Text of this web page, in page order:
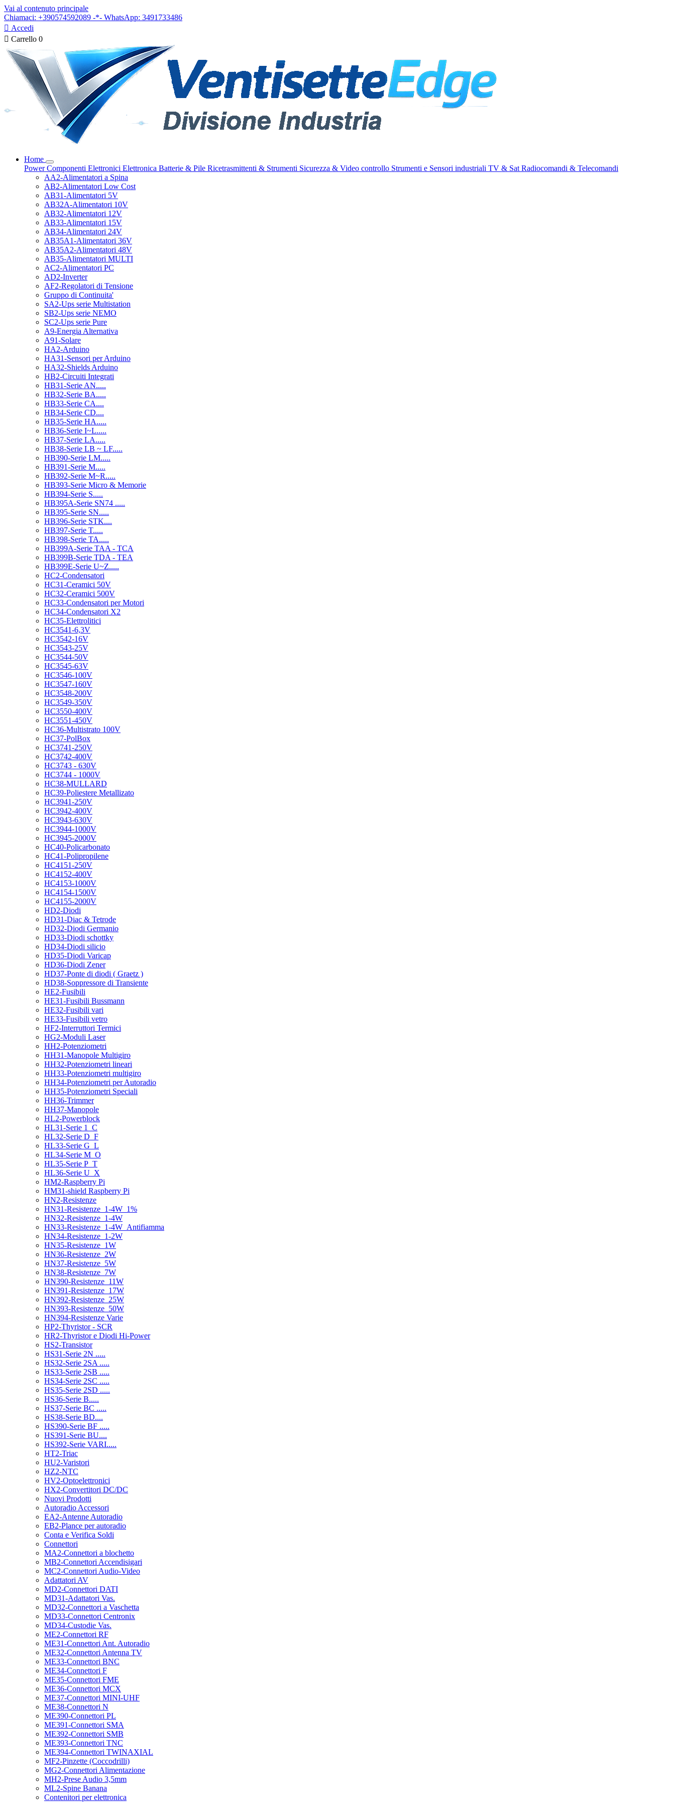
Vai al contenuto principale
Chiamaci: +390574592089 -*- WhatsApp: 3491733486
 Accedi
 Carrello 0
Home
PowerComponenti Elettronici Elettronica Batterie & Pile Ricetrasmittenti & Strumenti Sicurezza & Video controllo Strumenti e Sensori industriali TV & Sat Radiocomandi & Telecomandi
AA2-Alimentatori a Spina
AB2-Alimentatori Low Cost
AB31-Alimentatori 5V
AB32A-Alimentatori 10V
AB32-Alimentatori 12V
AB33-Alimentatori 15V
AB34-Alimentatori 24V
AB35A1-Alimentatori 36V
AB35A2-Alimentatori 48V
AB35-Alimentatori MULTI
AC2-Alimentatori PC
AD2-Inverter
AF2-Regolatori di Tensione
Gruppo di Continuita'
SA2-Ups serie Multistation
SB2-Ups serie NEMO
SC2-Ups serie Pure
A9-Energia Alternativa
A91-Solare
HA2-Arduino
HA31-Sensori per Arduino
HA32-Shields Arduino
HB2-Circuiti Integrati
HB31-Serie AN.....
HB32-Serie BA.....
HB33-Serie CA....
HB34-Serie CD....
HB35-Serie HA.....
HB36-Serie I~L.....
HB37-Serie LA.....
HB38-Serie LB ~ LF.....
HB390-Serie LM.....
HB391-Serie M.....
HB392-Serie M~R.....
HB393-Serie Micro & Memorie
HB394-Serie S.....
HB395A-Serie SN74 .....
HB395-Serie SN.....
HB396-Serie STK....
HB397-Serie T.....
HB398-Serie TA.....
HB399A-Serie TAA - TCA
HB399B-Serie TDA - TEA
HB399E-Serie U~Z.....
HC2-Condensatori
HC31-Ceramici 50V
HC32-Ceramici 500V
HC33-Condensatori per Motori
HC34-Condensatori X2
HC35-Elettrolitici
HC3541-6,3V
HC3542-16V
HC3543-25V
HC3544-50V
HC3545-63V
HC3546-100V
HC3547-160V
HC3548-200V
HC3549-350V
HC3550-400V
HC3551-450V
HC36-Multistrato 100V
HC37-PolBox
HC3741-250V
HC3742-400V
HC3743 - 630V
HC3744 - 1000V
HC38-MULLARD
HC39-Poliestere Metallizato
HC3941-250V
HC3942-400V
HC3943-630V
HC3944-1000V
HC3945-2000V
HC40-Policarbonato
HC41-Polipropilene
HC4151-250V
HC4152-400V
HC4153-1000V
HC4154-1500V
HC4155-2000V
HD2-Diodi
HD31-Diac & Tetrode
HD32-Diodi Germanio
HD33-Diodi schottky
HD34-Diodi silicio
HD35-Diodi Varicap
HD36-Diodi Zener
HD37-Ponte di diodi ( Graetz )
HD38-Soppressore di Transiente
HE2-Fusibili
HE31-Fusibili Bussmann
HE32-Fusibili vari
HE33-Fusibili vetro
HF2-Interruttori Termici
HG2-Moduli Laser
HH2-Potenziometri
HH31-Manopole Multigiro
HH32-Potenziometri lineari
HH33-Potenziometri multigiro
HH34-Potenziometri per Autoradio
HH35-Potenziometri Speciali
HH36-Trimmer
HH37-Manopole
HL2-Powerblock
HL31-Serie 1_C
HL32-Serie D_F
HL33-Serie G_L
HL34-Serie M_O
HL35-Serie P_T
HL36-Serie U_X
HM2-Raspberry Pi
HM31-shield Raspberry Pi
HN2-Resistenze
HN31-Resistenze_1-4W_1%
HN32-Resistenze_1-4W
HN33-Resistenze_1-4W_Antifiamma
HN34-Resistenze_1-2W
HN35-Resistenze_1W
HN36-Resistenze_2W
HN37-Resistenze_5W
HN38-Resistenze_7W
HN390-Resistenze_11W
HN391-Resistenze_17W
HN392-Resistenze_25W
HN393-Resistenze_50W
HN394-Resistenze Varie
HP2-Thyristor - SCR
HR2-Thyristor e Diodi Hi-Power
HS2-Transistor
HS31-Serie 2N .....
HS32-Serie 2SA .....
HS33-Serie 2SB .....
HS34-Serie 2SC .....
HS35-Serie 2SD .....
HS36-Serie B.....
HS37-Serie BC .....
HS38-Serie BD....
HS390-Serie BF .....
HS391-Serie BU....
HS392-Serie VARI.....
HT2-Triac
HU2-Varistori
HZ2-NTC
HV2-Optoelettronici
HX2-Convertitori DC/DC
Nuovi Prodotti
Autoradio Accessori
EA2-Antenne Autoradio
EB2-Plance per autoradio
Conta e Verifica Soldi
Connettori
MA2-Connettori a blochetto
MB2-Connettori Accendisigari
MC2-Connettori Audio-Video
Adattatori AV
MD2-Connettori DATI
MD31-Adattatori Vas.
MD32-Connettori a Vaschetta
MD33-Connettori Centronix
MD34-Custodie Vas.
ME2-Connettori RF
ME31-Connettori Ant. Autoradio
ME32-Connettori Antenna TV
ME33-Connettori BNC
ME34-Connettori F
ME35-Connettori FME
ME36-Connettori MCX
ME37-Connettori MINI-UHF
ME38-Connettori N
ME390-Connettori PL
ME391-Connettori SMA
ME392-Connettori SMB
ME393-Connettori TNC
ME394-Connettori TWINAXIAL
MF2-Pinzette (Coccodrilli)
MG2-Connettori Alimentazione
MH2-Prese Audio 3,5mm
ML2-Spine Banana
Contenitori per elettronica